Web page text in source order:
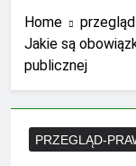
Home
Jakie są
publicznej
PRZEGLĄD-